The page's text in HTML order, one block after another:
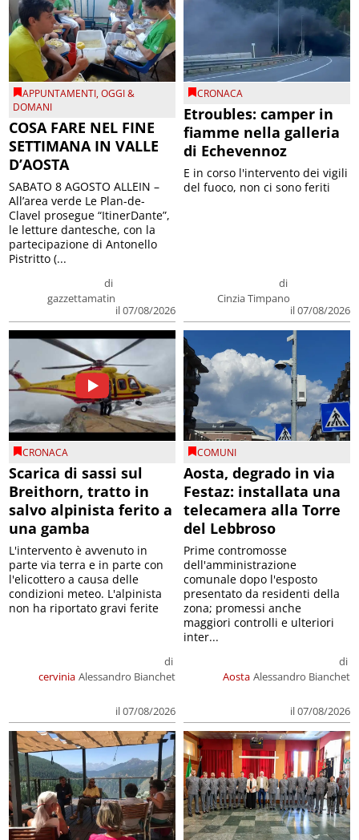
APPUNTAMENTI,OGGI &
DOMANI
COSA FARE NEL FINE
SETTIMANA IN VALLE
D’AOSTA
di
gazzettamatin
il 07/08/2026
SABATO 8 AGOSTO ALLEIN –
All’area verde Le Plan-de-
Clavel prosegue “ItinerDante”,
le letture dantesche, con la
partecipazione di Antonello
Pistritto (...
CRONACA
Etroubles: camper in
fiamme nella galleria
di Echevennoz
di
Cinzia Timpano
il 07/08/2026
E in corso l'intervento dei vigili
del fuoco, non ci sono feriti
CRONACA
Scarica di sassi sul
Breithorn, tratto in
salvo alpinista ferito a
una gamba
cervinia
di
Alessandro Bianchet
il 07/08/2026
L'intervento è avvenuto in
parte via terra e in parte con
l'elicottero a causa delle
condizioni meteo. L'alpinista
non ha riportato gravi ferite
COMUNI
Aosta, degrado in via
Festaz: installata una
telecamera alla Torre
del Lebbroso
Aosta
di
Alessandro Bianchet
il 07/08/2026
Prime contromosse
dell'amministrazione
comunale dopo l'esposto
presentato da residenti della
zona; promessi anche
maggiori controlli e ulteriori
inter...